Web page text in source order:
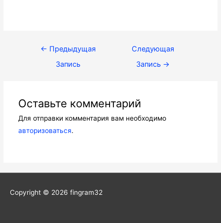
Навигация
← Предыдущая
Запись
Следующая
Запись →
Оставьте комментарий
Для отправки комментария вам необходимо
авторизоваться.
Copyright © 2026 fingram32